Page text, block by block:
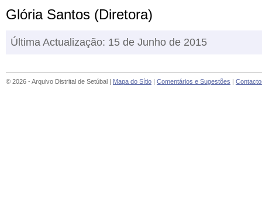
Glória Santos (Diretora)
Última Actualização: 15 de Junho de 2015
© 2026 - Arquivo Distrital de Setúbal | Mapa do Sítio | Comentários e Sugestões |